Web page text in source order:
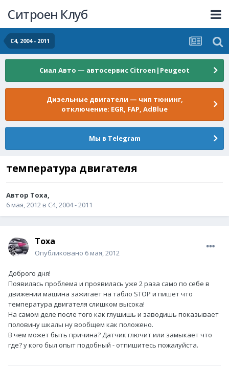
Ситроен Клуб
С4, 2004 - 2011
Сиал Авто — автосервис Citroen|Peugeot
Дизельные двигатели — чип тюнинг,
отключение: EGR, FAP, AdBlue
Мы в Telegram
температура двигателя
Автор Toxa,
6 мая, 2012 в С4, 2004 - 2011
Toxa
Опубликовано 6 мая, 2012
Доброго дня!
Появилась проблема и проявилась уже 2 раза само по себе в
движении машина зажигает на табло STOP и пишет что
температура двигателя слишком высока!
На самом деле после того как глушишь и заводишь показывает
половину шкалы ну вообщем как положено.
В чем может быть причина? Датчик глючит или замыкает что
где? у кого был опыт подобный - отпишитесь пожалуйста.